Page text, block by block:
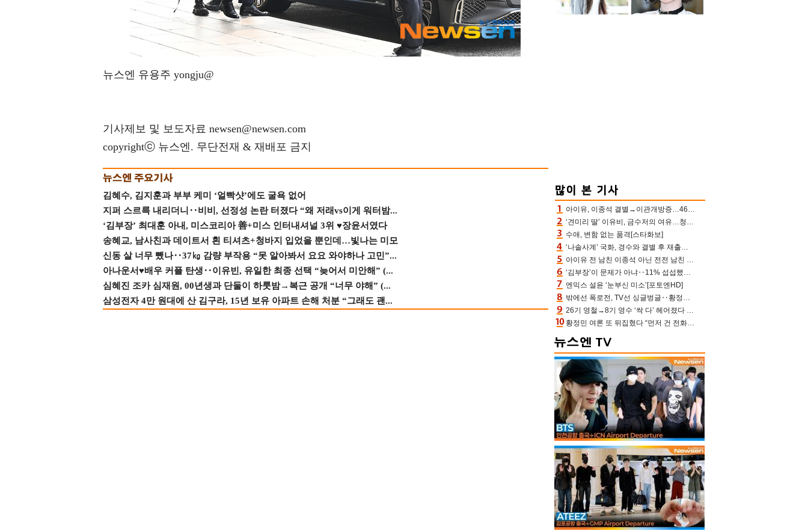
뉴스엔 유용주 yongju@
기사제보 및 보도자료 newsen@newsen.com
copyrightⓒ 뉴스엔. 무단전재 & 재배포 금지
김혜수, 김지훈과 부부 케미 ‘얼빡샷’에도 굴욕 없어
지퍼 스르륵 내리더니‥비비, 선정성 논란 터졌다 “왜 저래vs이게 워터밤...
‘김부장’ 최대훈 아내, 미스코리아 善+미스 인터내셔널 3위 ♥장윤서였다
송혜교, 남사친과 데이트서 흰 티셔츠+청바지 입었을 뿐인데…빛나는 미모
신동 살 너무 뺐나‥37㎏ 감량 부작용 “못 알아봐서 요요 와야하나 고민”...
아나운서♥배우 커플 탄생‥이유빈, 유일한 최종 선택 “늦어서 미안해” (...
심혜진 조카 심재원, 00년생과 단둘이 하룻밤→복근 공개 “너무 야해” (...
삼성전자 4만 원대에 산 김구라, 15년 보유 아파트 손해 처분 “그래도 괜...
아이유, 이종석 결별→이관개방증…46장 꽉 채운 유애나 ♥ “열심히 사는 중”
‘견미리 딸’ 이유비, 금수저의 여유…청순 미모에 반전 슬림 라인
수애, 변함 없는 품격[스타화보]
‘나솔사계’ 국화, 경수와 결별 후 재출연…첫인상 3표 몰표
아이유 전 남친 이종석 아닌 전전 남친 장기하 소환 ‘별일 없이 산다’ 선곡…46장에 꾹 눌러 담은 근황
‘김부장’이 문제가 아냐‥11% 섭섭했던 ‘재벌X형사2’ 돈·빽 총동원해 컴백 [TV보고서]
엔믹스 설윤 ‘눈부신 미소’[포토엔HD]
밖에선 폭로전, TV선 싱글벙글‥황정민 ‘틈만 나면’ 출연, 피로감은 시청자 몫
26기 영철→8기 영수 ‘싹 다’ 헤어졌다 ‘나솔사계’ 충격의 현커 0쌍 (촌장TV)
황정민 여론 또 뒤집혔다 “먼저 건 전화 62통, 그만 연락해” vs 女팬 “녹취 다 올려” 진흙탕 싸움